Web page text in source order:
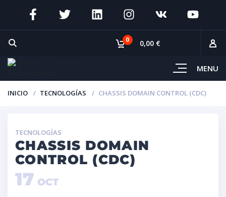
MENU
0 0,00 €
INICIO TECNOLOGÍAS CHASSIS DOMAIN CONTROL (CDC)
TECNOLOGÍAS
CHASSIS DOMAIN
CONTROL (CDC)
17 OCT